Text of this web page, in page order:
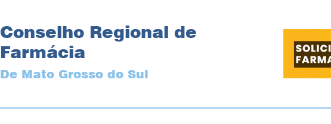
Conselho Regional de
Farmácia
De Mato Grosso do Sul